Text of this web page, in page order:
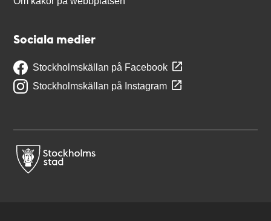
Sociala medier
Stockholmskällan på Facebook
Stockholmskällan på Instagram